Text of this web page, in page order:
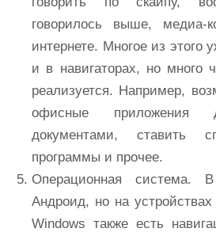
говорилось выше, медиа-
интернете. Многое из этого
и в навигаторах, но много
реализуется. Например,
офисные
документами, ставить
программы и прочее.
Операционная система.
Андроид, но на
Windows также есть